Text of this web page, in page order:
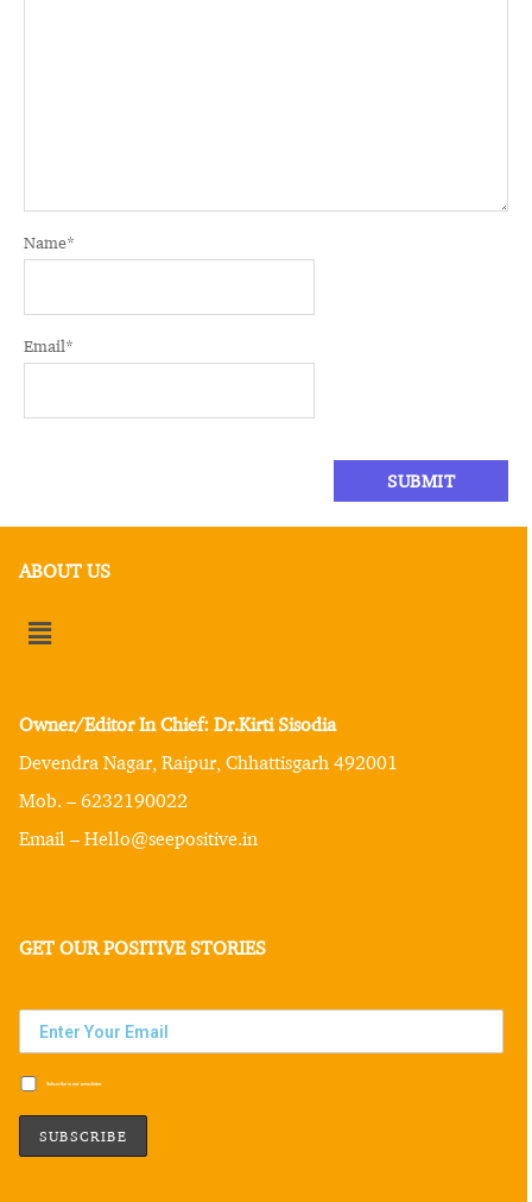
Name*
Email*
ABOUT US
Owner/Editor In Chief: Dr.Kirti Sisodia
Devendra Nagar, Raipur, Chhattisgarh 492001
Mob. – 6232190022
Email – Hello@seepositive.in
GET OUR POSITIVE STORIES
Subscribe to our newsletter